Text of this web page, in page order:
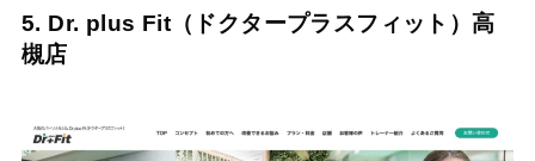
5. Dr. plus Fit（ドクタープラスフィット）高
槻店